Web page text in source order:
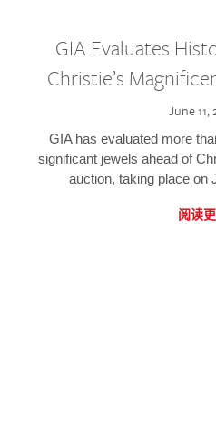
GIA Evaluates
Christie’s
June 11,
GIA has evaluated more
significant jewels ahead of
auction, taking place on
阅读